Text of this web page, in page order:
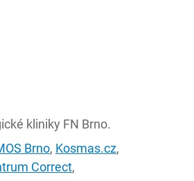
kliniky FN Brno.
Brno, Kosmas.cz,
Correct,